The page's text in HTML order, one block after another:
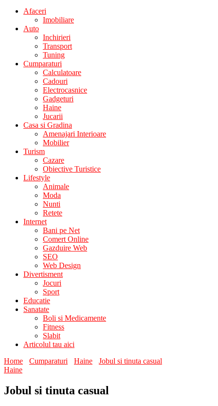
Afaceri
Imobiliare
Auto
Inchirieri
Transport
Tuning
Cumparaturi
Calculatoare
Cadouri
Electrocasnice
Gadgeturi
Haine
Jucarii
Casa si Gradina
Amenajari Interioare
Mobilier
Turism
Cazare
Obiective Turistice
Lifestyle
Animale
Moda
Nunti
Retete
Internet
Bani pe Net
Comert Online
Gazduire Web
SEO
Web Design
Divertisment
Jocuri
Sport
Educatie
Sanatate
Boli si Medicamente
Fitness
Slabit
Articolul tau aici
Home
Cumparaturi Haine
Jobul si tinuta casual
Haine
Jobul si tinuta casual